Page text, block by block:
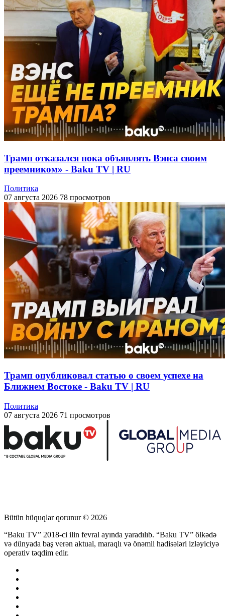
Трамп отказался пока объявлять Вэнса своим
преемником» - Baku TV | RU
Политика
07 августа 2026 78 просмотров
Трамп опубликовал статью о своем успехе на
Ближнем Востоке - Baku TV | RU
Политика
07 августа 2026 71 просмотров
Bütün hüquqlar qorunur © 2026
“Baku TV” 2018-ci ilin fevral ayında yaradılıb. “Baku TV” ölkədə
və dünyada baş verən aktual, maraqlı və önəmli hadisələri izləyiciyə
operativ təqdim edir.